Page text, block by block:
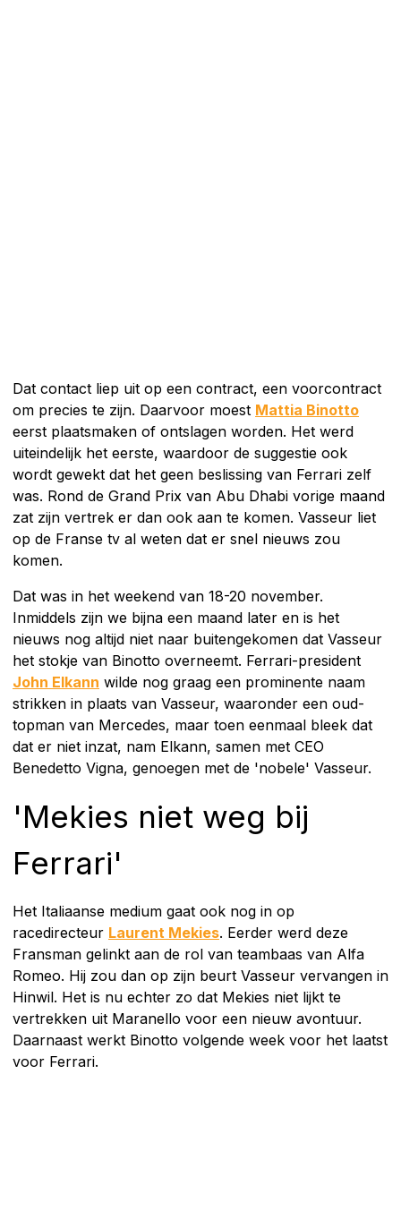
Dat contact liep uit op een contract, een voorcontract
om precies te zijn. Daarvoor moest Mattia Binotto
eerst plaatsmaken of ontslagen worden. Het werd
uiteindelijk het eerste, waardoor de suggestie ook
wordt gewekt dat het geen beslissing van Ferrari zelf
was. Rond de Grand Prix van Abu Dhabi vorige maand
zat zijn vertrek er dan ook aan te komen. Vasseur liet
op de Franse tv al weten dat er snel nieuws zou
komen.
Dat was in het weekend van 18-20 november.
Inmiddels zijn we bijna een maand later en is het
nieuws nog altijd niet naar buitengekomen dat Vasseur
het stokje van Binotto overneemt. Ferrari-president
John Elkann wilde nog graag een prominente naam
strikken in plaats van Vasseur, waaronder een oud-
topman van Mercedes, maar toen eenmaal bleek dat
dat er niet inzat, nam Elkann, samen met CEO
Benedetto Vigna, genoegen met de 'nobele' Vasseur.
'Mekies niet weg bij
Ferrari'
Het Italiaanse medium gaat ook nog in op
racedirecteur Laurent Mekies. Eerder werd deze
Fransman gelinkt aan de rol van teambaas van Alfa
Romeo. Hij zou dan op zijn beurt Vasseur vervangen in
Hinwil. Het is nu echter zo dat Mekies niet lijkt te
vertrekken uit Maranello voor een nieuw avontuur.
Daarnaast werkt Binotto volgende week voor het laatst
voor Ferrari.